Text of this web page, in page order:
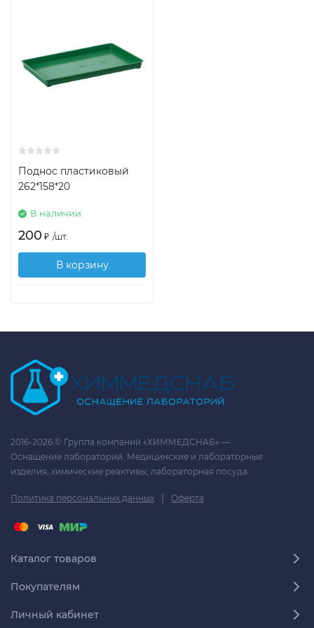
Поднос пластиковый
262*158*20
В наличии
200 ₽ /шт.
В корзину
2016-2026 © Группа компаний «ХИММЕДСНАБ» —
Оснащение лабораторий. Медицинские и лабораторные
изделия, химические реактивы, лабораторная посуда.
Политика персональных данных | Оферта
Каталог товаров
Покупателям
Личный кабинет